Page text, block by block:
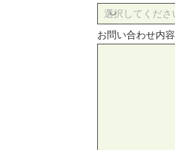
お問い合わせ内容